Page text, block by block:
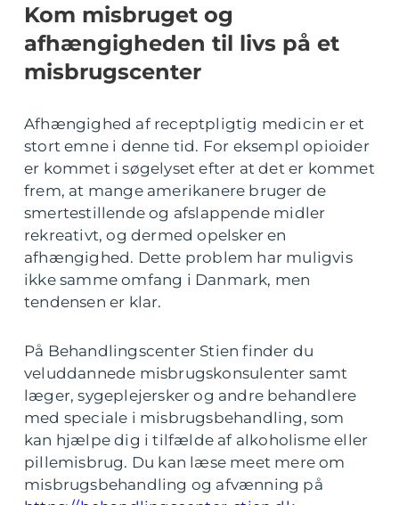
Kom misbruget og
afhængigheden til livs på et
misbrugscenter
Afhængighed af receptpligtig medicin er et
stort emne i denne tid. For eksempl opioider
er kommet i søgelyset efter at det er kommet
frem, at mange amerikanere bruger de
smertestillende og afslappende midler
rekreativt, og dermed opelsker en
afhængighed. Dette problem har muligvis
ikke samme omfang i Danmark, men
tendensen er klar.
På Behandlingscenter Stien finder du
veluddannede misbrugskonsulenter samt
læger, sygeplejersker og andre behandlere
med speciale i misbrugsbehandling, som
kan hjælpe dig i tilfælde af alkoholisme eller
pillemisbrug. Du kan læse meet mere om
misbrugsbehandling og afvænning på